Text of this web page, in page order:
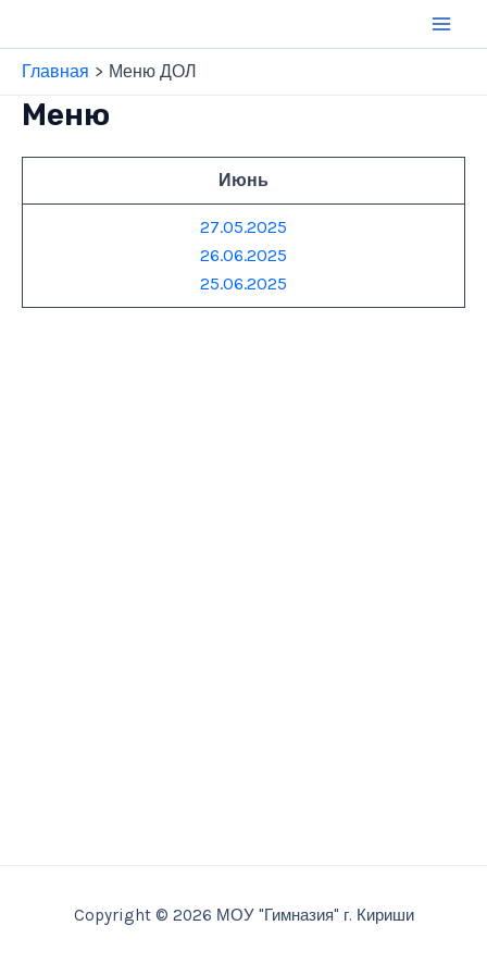
содержимому
Main
Главная Меню ДОЛ
Меню
Июнь
27.05.2025
26.06.2025
25.06.2025
Copyright © 2026 МОУ "Гимназия" г. Кириши